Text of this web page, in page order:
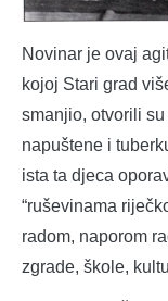
Novinar je ovaj
kojoj Stari grad
smanjio, otvorili
napuštene i
ista ta djeca
“ruševinama
radom, naporom
zgrade, škole,